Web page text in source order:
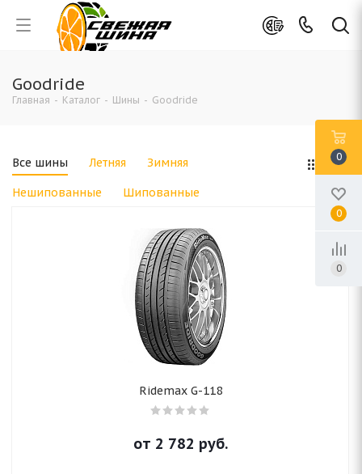
Goodride
Главная - Каталог - Шины - Goodride
Все шины Летняя Зимняя
Нешипованные Шипованные
Ridemax G-118
от 2 782 руб.
0
0
0